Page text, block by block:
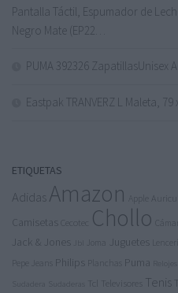
Pantalla Táctil, Espumador de
Negro Mate (EP22…
PUMA 392326 ZapatillasUnisex
Eastpak TRANVERZ L Maleta, 79
ETIQUETAS
AdidasAmazon
Camisetas Cecotec Chollo
Jack & Jones Juguetes
Philips Puma
Tcl Televisores Tenis